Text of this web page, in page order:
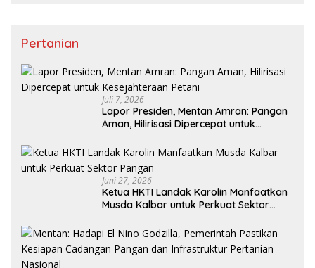
Pertanian
Juli 7, 2026
Lapor Presiden, Mentan Amran: Pangan
Aman, Hilirisasi Dipercepat untuk
Juni 27, 2026
Ketua HKTI Landak Karolin Manfaatkan
Musda Kalbar untuk Perkuat Sektor